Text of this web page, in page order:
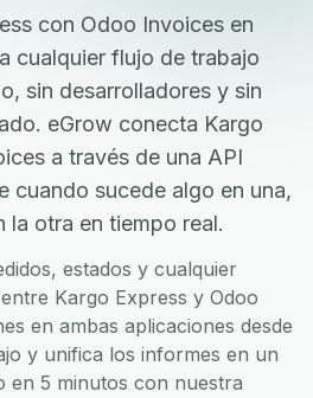
con Odoo Invoices en
cualquier flujo de trabajo
sin desarrolladores y sin
eGrow conecta Kargo
a través de una API
cuando sucede algo en una,
la otra en tiempo real.
estados y cualquier
Kargo Express y Odoo
en ambas aplicaciones desde
y unifica los informes en un
en 5 minutos con nuestra